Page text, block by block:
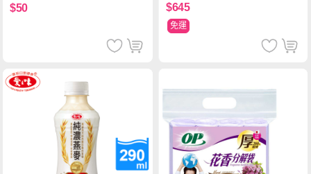
$50 $645
免運